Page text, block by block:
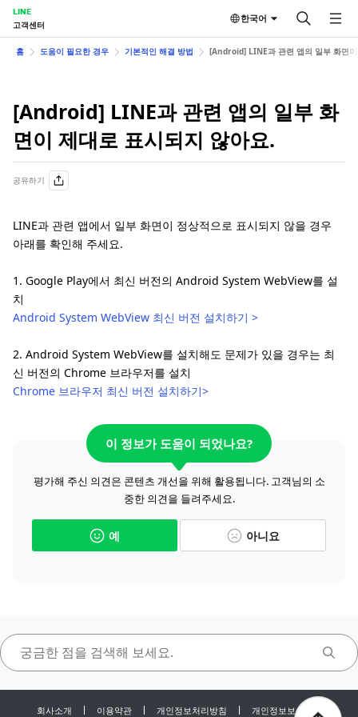
LINE
고객센터
한국어
홈 도움이 필요한 경우 기본적인 해결 방법 [Android] LINE과 관련 앱의 일부 화면
[Android] LINE과 관련 앱의 일부 화
면이 제대로 표시되지 않아요.
공유하기
LINE과 관련 앱에서 일부 화면이 정상적으로 표시되지 않을 경우
아래를 확인해 주세요.
1. Google Play에서 최신 버전의 Android System WebView를 설
치
Android System WebView 최신 버전 설치하기 >
2. Android System WebView를 설치해도 문제가 있을 경우는 최
신 버전의 Chrome 브라우저를 설치
Chrome 브라우저 최신 버전 설치하기>
이 정보가 도움이 되었나요?
평가해 주신 의견은 콘텐츠 개선을 위해 활용됩니다. 고객님의 소
중한 의견을 들려주세요.
예 아니요
회사소개 이용약관 개인정보처리방침 개인정보보호센터